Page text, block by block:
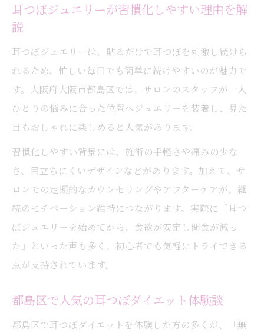
耳つぼジュエリーが習慣化しやすい理由を解
説
耳つぼジュエリーは、貼るだけで耳つぼを刺激し続けら
れるため、忙しい毎日でも簡単に続けやすいのが魅力で
す。大阪府大阪市都島区では、サロンのスタッフが一人
ひとりの悩みに合った位置へジュエリーを装着し、見た
目もおしゃれに楽しめると人気があります。
習慣化しやすい背景には、施術の手軽さや痛みの少な
さ、目立ちにくいデザインなどがあります。加えて、サ
ロンでの定期的なカウンセリングやアフターケアが、継
続のモチベーション維持につながります。実際に「耳つ
ぼジュエリーを始めてから、食欲が安定し間食が減っ
た」といった声も多く、初心者でも気軽にトライできる
点が支持されています。
都島区で人気の耳つぼダイエット体験談
都島区で耳つぼダイエットを体験した方の多くが、「無